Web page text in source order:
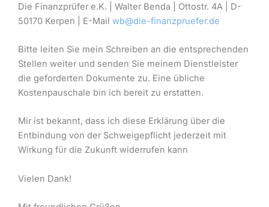
Die Finanzprüfer e.K. | Walter Benda | Ottostr. 4A | D-
50170 Kerpen | E-Mail wb@die-finanzpruefer.de
Bitte leiten Sie mein Schreiben an die entsprechenden
Stellen weiter und senden Sie meinem Dienstleister
die geforderten Dokumente zu. Eine übliche
Kostenpauschale bin ich bereit zu erstatten.
Mir ist bekannt, dass ich diese Erklärung über die
Entbindung von der Schweigepflicht jederzeit mit
Wirkung für die Zukunft widerrufen kann
Vielen Dank!